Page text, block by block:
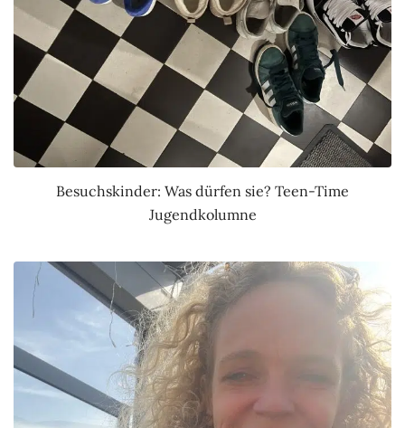
Besuchskinder: Was dürfen sie? Teen-Time
Jugendkolumne